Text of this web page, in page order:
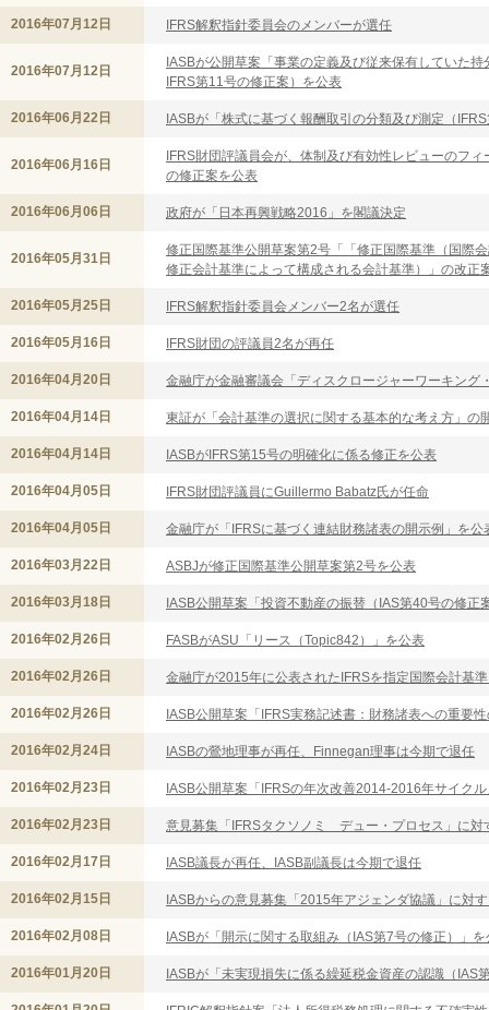
2016年07月12日 IFRS解釈指針委員会のメンバーが選任
2016年07月12日
IASBが公開草案「事業の定義及び従来保有していた
IFRS第11号の修正案）を公表
2016年06月22日 IASBが「株式に基づく報酬取引の分類及び測定（
2016年06月16日
IFRS財団評議員会が、体制及び有効性レビューのフ
の修正案を公表
2016年06月06日 政府が「日本再興戦略2016」を閣議決定
2016年05月31日
修正国際基準公開草案第2号「「修正国際基準（国際
修正会計基準によって構成される会計基準）」の改正
2016年05月25日 IFRS解釈指針委員会メンバー2名が選任
2016年05月16日 IFRS財団の評議員2名が再任
2016年04月20日 金融庁が金融審議会「ディスクロージャーワーキング
2016年04月14日 東証が「会計基準の選択に関する基本的な考え方」の
2016年04月14日 IASBがIFRS第15号の明確化に係る修正を公表
2016年04月05日 IFRS財団評議員にGuillermo Babatz氏が任命
2016年04月05日 金融庁が「IFRSに基づく連結財務諸表の開示例」を公
2016年03月22日 ASBJが修正国際基準公開草案第2号を公表
2016年03月18日 IASB公開草案「投資不動産の振替（IAS第40号の修正
2016年02月26日 FASBがASU「リース（Topic842）」を公表
2016年02月26日 金融庁が2015年に公表されたIFRSを指定国際会計基
2016年02月26日 IASB公開草案「IFRS実務記述書：財務諸表への重要
2016年02月24日 IASBの鶯地理事が再任、Finnegan理事は今期で退任
2016年02月23日 IASB公開草案「IFRSの年次改善2014-2016年サイク
2016年02月23日 意見募集「IFRSタクソノミ デュー・プロセス」に対
2016年02月17日 IASB議長が再任、IASB副議長は今期で退任
2016年02月15日 IASBからの意見募集「2015年アジェンダ協議」に対
2016年02月08日 IASBが「開示に関する取組み（IAS第7号の修正）」を
2016年01月20日 IASBが「未実現損失に係る繰延税金資産の認識（IAS